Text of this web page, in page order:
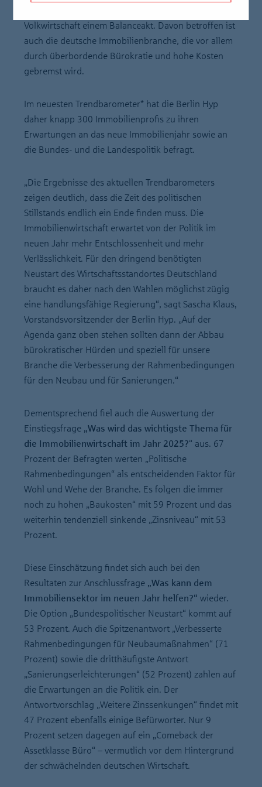
Volkwirtschaft einem Balanceakt. Davon betroffen ist
auch die deutsche Immobilienbranche, die vor allem
durch überbordende Bürokratie und hohe Kosten
gebremst wird.
Im neuesten Trendbarometer* hat die Berlin Hyp
daher knapp 300 Immobilienprofis zu ihren
Erwartungen an das neue Immobilienjahr sowie an
die Bundes- und die Landespolitik befragt.
„Die Ergebnisse des aktuellen Trendbarometers
zeigen deutlich, dass die Zeit des politischen
Stillstands endlich ein Ende finden muss. Die
Immobilienwirtschaft erwartet von der Politik im
neuen Jahr mehr Entschlossenheit und mehr
Verlässlichkeit. Für den dringend benötigten
Neustart des Wirtschaftsstandortes Deutschland
braucht es daher nach den Wahlen möglichst zügig
eine handlungsfähige Regierung“, sagt Sascha Klaus,
Vorstandsvorsitzender der Berlin Hyp. „Auf der
Agenda ganz oben stehen sollten dann der Abbau
bürokratischer Hürden und speziell für unsere
Branche die Verbesserung der Rahmenbedingungen
für den Neubau und für Sanierungen.“
Dementsprechend fiel auch die Auswertung der
Einstiegsfrage „Was wird das wichtigste Thema für
die Immobilienwirtschaft im Jahr 2025?“ aus. 67
Prozent der Befragten werten „Politische
Rahmenbedingungen“ als entscheidenden Faktor für
Wohl und Wehe der Branche. Es folgen die immer
noch zu hohen „Baukosten“ mit 59 Prozent und das
weiterhin tendenziell sinkende „Zinsniveau“ mit 53
Prozent.
Diese Einschätzung findet sich auch bei den
Resultaten zur Anschlussfrage „Was kann dem
Immobiliensektor im neuen Jahr helfen?“ wieder.
Die Option „Bundespolitischer Neustart“ kommt auf
53 Prozent. Auch die Spitzenantwort „Verbesserte
Rahmenbedingungen für Neubaumaßnahmen“ (71
Prozent) sowie die dritthäufigste Antwort
„Sanierungserleichterungen“ (52 Prozent) zahlen auf
die Erwartungen an die Politik ein. Der
Antwortvorschlag „Weitere Zinssenkungen“ findet mit
47 Prozent ebenfalls einige Befürworter. Nur 9
Prozent setzen dagegen auf ein „Comeback der
Assetklasse Büro“ – vermutlich vor dem Hintergrund
der schwächelnden deutschen Wirtschaft.